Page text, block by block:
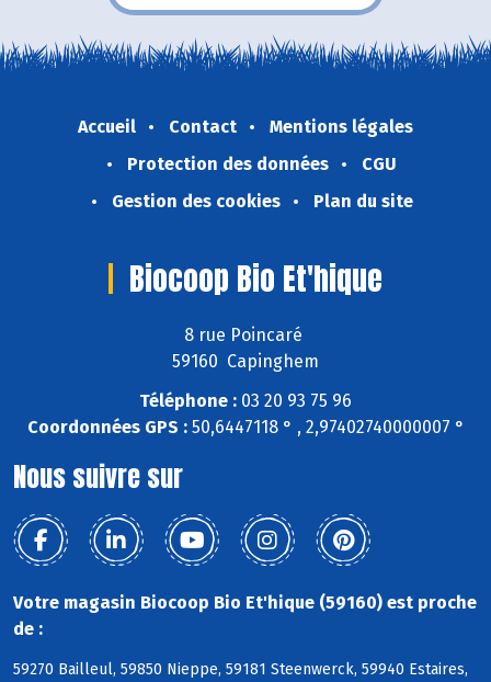
Accueil Contact
Mentions légales
Protection des données
CGU
Gestion des cookies
Plan du site
Biocoop Bio Et'hique
8 rue Poincaré
59160 Capinghem
Téléphone : 03 20 93 75 96
Coordonnées GPS :50,6447118 ° , 2,97402740000007 °
Nous suivre sur
Votre magasin Biocoop Bio Et'hique (59160) est proche
de :
59270 Bailleul, 59850 Nieppe, 59181 Steenwerck, 59940 Estaires,